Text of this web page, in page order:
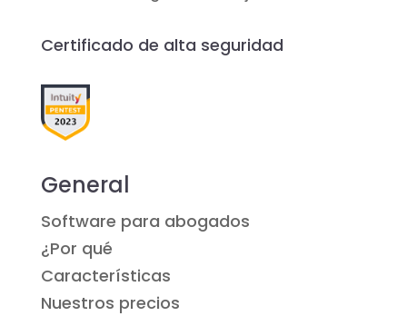
Certificado de alta seguridad
General
Software para abogados
¿Por qué
Características
Nuestros precios